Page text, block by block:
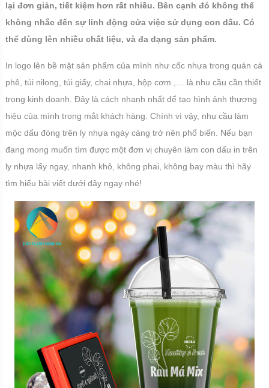
lại đơn giản, tiết kiệm hơn rất nhiều. Bên cạnh đó không thể
không nhắc đến sự linh động cửa việc sử dụng con dấu. Có
thể dùng lên nhiều chất liệu, và đa dạng sản phẩm.
In logo lên bề mặt sản phẩm của mình như cốc nhựa trong quán cà
phê, túi nilong, túi giấy, chai nhựa, hộp cơm ,….là nhu cầu cần thiết
trong kinh doanh. Đây là cách nhanh nhất để tạo hình ảnh thương
hiệu của mình trong mắt khách hàng. Chính vì vậy, nhu cầu làm
mộc dấu đóng trên ly nhựa ngày càng trở nên phổ biến. Nếu bạn
đang mong muốn tìm được một đơn vị chuyên làm con dấu in trên
ly nhựa lấy ngay, nhanh khô, không phai, không bay màu thì hãy
tìm hiểu bài viết dưới đây ngay nhé!